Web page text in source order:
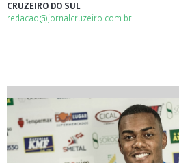
CRUZEIRO DO SUL
redacao@jornalcruzeiro.com.br